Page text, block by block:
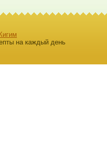
на каждый день